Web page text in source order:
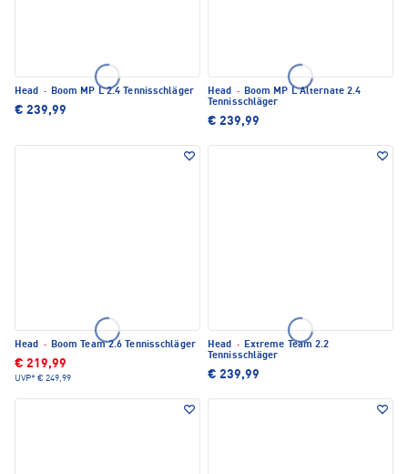
Head · Boom MP L 2.4 Tennisschläger
€ 239,99
Head · Boom MP L Alternate 2.4
Tennisschläger
€ 239,99
Head · Boom Team 2.6 Tennisschläger
€ 219,99
UVP* € 249,99
Head · Extreme Team 2.2
Tennisschläger
€ 239,99